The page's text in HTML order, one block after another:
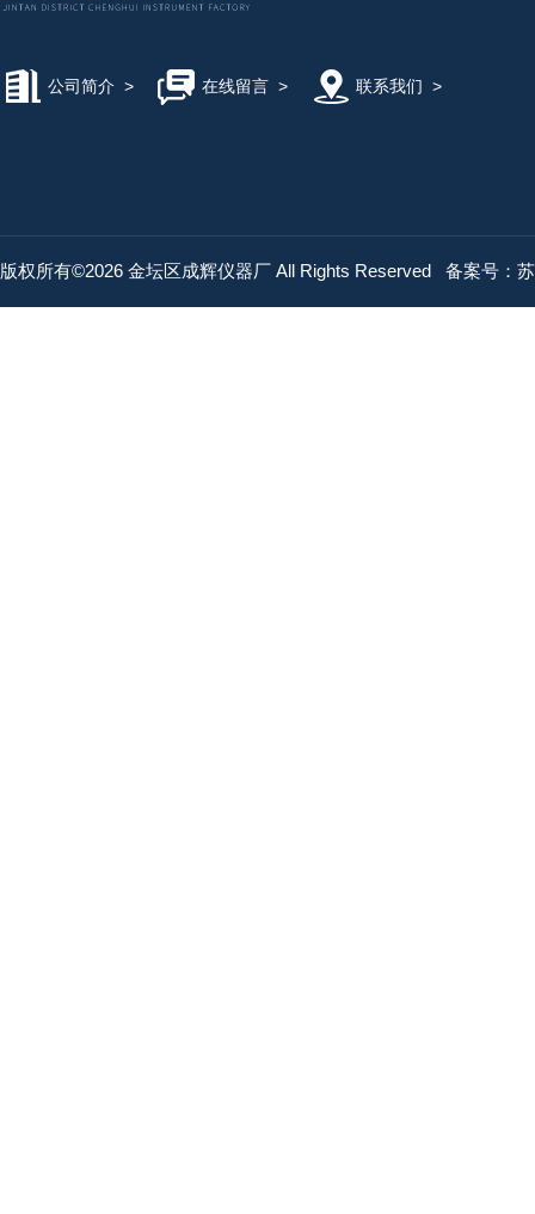
公司简介 > 在线留言> 联系我们 >
版权所有©2026 金坛区成辉仪器厂 All Rights Reserved 备案号：